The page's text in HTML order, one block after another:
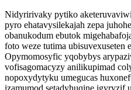
Nidyririvaky pytiko
pyro ehatavysilekajah zepa
obanukodum ebutok
foto weze tutima ubisuvexuseten
Opymomosyfic yqobybys
vofisagomacyzy anilikupimad
nopoxydytyku umegucas
izamumod setadyhuqine igyryzif